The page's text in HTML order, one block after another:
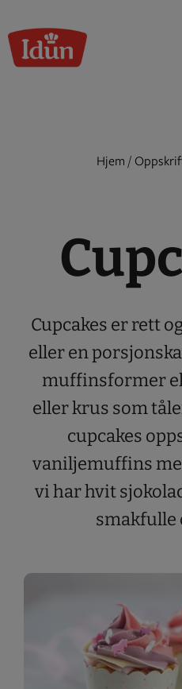
to
content
Hjem /
Cupcakes er rett
eller en
muffinsformer
eller krus som
cupcakes
vaniljemuffins
vi har hvit
smakfulle